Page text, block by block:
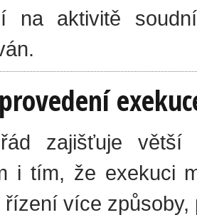
na aktivitě
zajišťuje větší
i tím, že exekuci
více